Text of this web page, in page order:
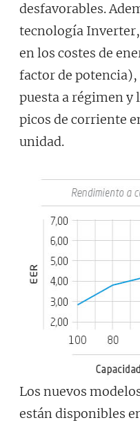
desfavorables.
tecnología
en los costes de
factor de
puesta a régimen y
picos de corriente
unidad.
Los nuevos
están disponibles